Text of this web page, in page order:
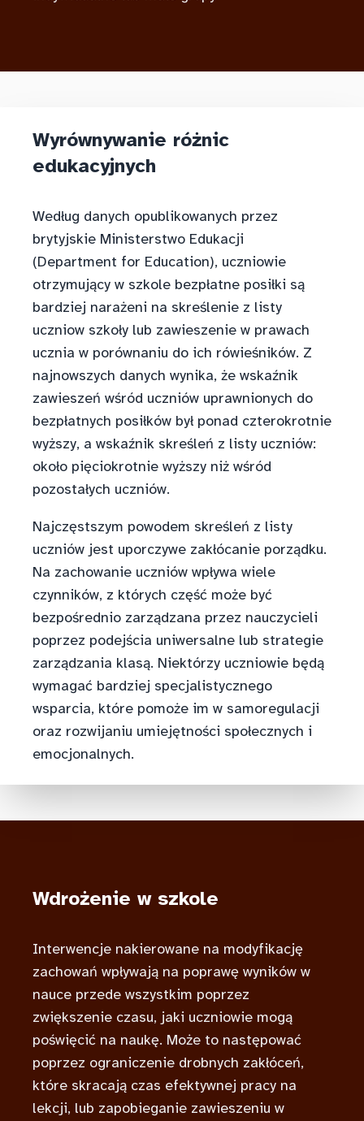
Wyrównywanie różnic
edukacyjnych
Według danych opublikowanych przez
brytyjskie Ministerstwo Edukacji
(Department for Education), uczniowie
otrzymujący w szkole bezpłatne posiłki są
bardziej narażeni na skreślenie z listy
uczniow szkoły lub zawieszenie w prawach
ucznia w porównaniu do ich rówieśników. Z
najnowszych danych wynika, że wskaźnik
zawieszeń wśród uczniów uprawnionych do
bezpłatnych posiłków był ponad czterokrotnie
wyższy, a wskaźnik skreśleń z listy uczniów:
około pięciokrotnie wyższy niż wśród
pozostałych uczniów.
Najczęstszym powodem skreśleń z listy
uczniów jest uporczywe zakłócanie porządku.
Na zachowanie uczniów wpływa wiele
czynników, z których część może być
bezpośrednio zarządzana przez nauczycieli
poprzez podejścia uniwersalne lub strategie
zarządzania klasą. Niektórzy uczniowie będą
wymagać bardziej specjalistycznego
wsparcia, które pomoże im w samoregulacji
oraz rozwijaniu umiejętności społecznych i
emocjonalnych.
Wdrożenie w szkole
Interwencje nakierowane na modyfikację
zachowań wpływają na poprawę wyników w
nauce przede wszystkim poprzez
zwiększenie czasu, jaki uczniowie mogą
poświęcić na naukę. Może to następować
poprzez ograniczenie drobnych zakłóceń,
które skracają czas efektywnej pracy na
lekcji, lub zapobieganie zawieszeniu w